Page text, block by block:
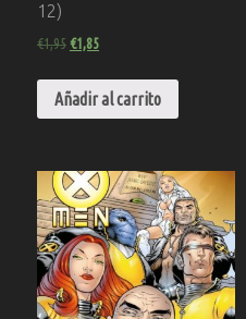
12)
€1,95€1,85
Añadir al carrito